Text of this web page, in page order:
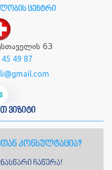
ცენტრი
63
49 87
ვიზიტი
კონსულტაცია?
ჩაწერა!